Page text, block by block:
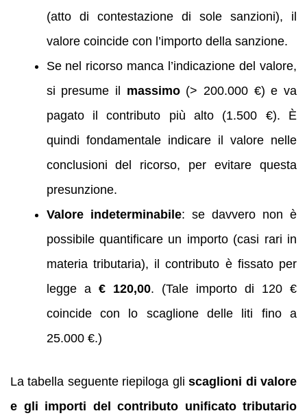
(atto di contestazione di sole sanzioni), il
valore coincide con l’importo della sanzione.
Se nel ricorso manca l’indicazione del valore,
si presume il massimo(> 200.000 €) e va
pagato il contributo più alto (1.500 €). È
quindi fondamentale indicare il valore nelle
conclusioni del ricorso, per evitare questa
presunzione.
Valore indeterminabile: se davvero non è
possibile quantificare un importo (casi rari in
materia tributaria), il contributo è fissato per
legge a € 120,00. (Tale importo di 120 €
coincide con lo scaglione delle liti fino a
25.000 €.)
La tabella seguente riepiloga gliscaglioni di valore
e gli importi del contributo unificato tributario